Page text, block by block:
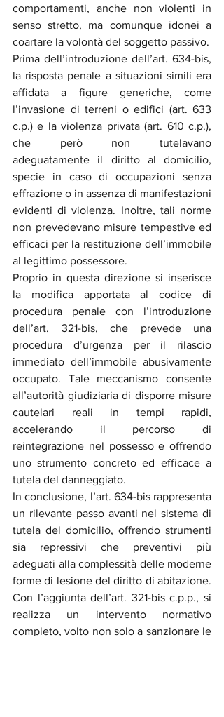
comportamenti, anche non violenti in
senso stretto, ma comunque idonei a
coartare la volontà del soggetto passivo.
Prima dell’introduzione dell’art. 634-bis,
la risposta penale a situazioni simili era
affidata a figure generiche, come
l’invasione di terreni o edifici (art. 633
c.p.) e la violenza privata (art. 610 c.p.),
che però non tutelavano
adeguatamente il diritto al domicilio,
specie in caso di occupazioni senza
effrazione o in assenza di manifestazioni
evidenti di violenza. Inoltre, tali norme
non prevedevano misure tempestive ed
efficaci per la restituzione dell’immobile
al legittimo possessore.
Proprio in questa direzione si inserisce
la modifica apportata al codice di
procedura penale con l’introduzione
dell’art. 321-bis, che prevede una
procedura d’urgenza per il rilascio
immediato dell’immobile abusivamente
occupato. Tale meccanismo consente
all’autorità giudiziaria di disporre misure
cautelari reali in tempi rapidi,
accelerando il percorso di
reintegrazione nel possesso e offrendo
uno strumento concreto ed efficace a
tutela del danneggiato.
In conclusione, l’art. 634-bis rappresenta
un rilevante passo avanti nel sistema di
tutela del domicilio, offrendo strumenti
sia repressivi che preventivi più
adeguati alla complessità delle moderne
forme di lesione del diritto di abitazione.
Con l’aggiunta dell’art. 321-bis c.p.p., si
realizza un intervento normativo
completo, volto non solo a sanzionare le